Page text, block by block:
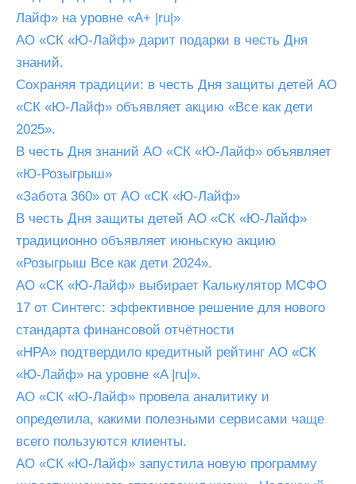
Лайф» на уровне «A+ |ru|»
АО «СК «Ю-Лайф» дарит подарки в честь Дня
знаний.
Сохраняя традиции: в честь Дня защиты детей АО
«СК «Ю-Лайф» объявляет акцию «Все как дети
2025».
В честь Дня знаний АО «СК «Ю-Лайф» объявляет
«Ю-Розыгрыш»
«Забота 360» от АО «СК «Ю-Лайф»
В честь Дня защиты детей АО «СК «Ю-Лайф»
традиционно объявляет июньскую акцию
«Розыгрыш Все как дети 2024».
АО «СК «Ю-Лайф» выбирает Калькулятор МСФО
17 от Синтегс: эффективное решение для нового
стандарта финансовой отчётности
«НРА» подтвердило кредитный рейтинг АО «СК
«Ю-Лайф» на уровне «A |ru|».
АО «СК «Ю-Лайф» провела аналитику и
определила, какими полезными сервисами чаще
всего пользуются клиенты.
АО «СК «Ю-Лайф» запустила новую программу